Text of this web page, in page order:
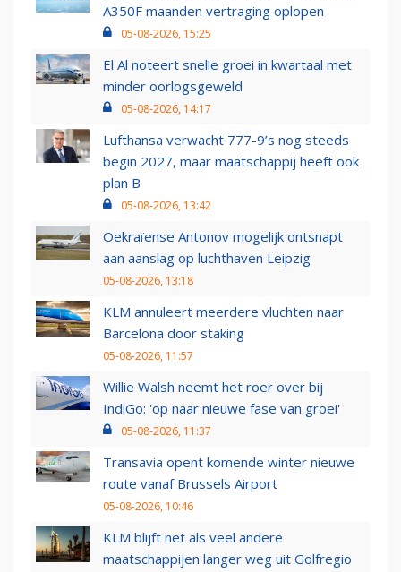
A350F maanden vertraging oplopen
05-08-2026, 15:25
El Al noteert snelle groei in kwartaal met
minder oorlogsgeweld
05-08-2026, 14:17
Lufthansa verwacht 777-9’s nog steeds
begin 2027, maar maatschappij heeft ook
plan B
05-08-2026, 13:42
Oekraïense Antonov mogelijk ontsnapt
aan aanslag op luchthaven Leipzig
05-08-2026, 13:18
KLM annuleert meerdere vluchten naar
Barcelona door staking
05-08-2026, 11:57
Willie Walsh neemt het roer over bij
IndiGo: 'op naar nieuwe fase van groei'
05-08-2026, 11:37
Transavia opent komende winter nieuwe
route vanaf Brussels Airport
05-08-2026, 10:46
KLM blijft net als veel andere
maatschappijen langer weg uit Golfregio